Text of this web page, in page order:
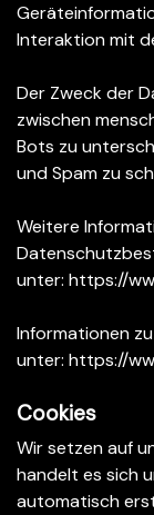
Interaktion mit
Der Zweck der
zwischen
Bots zu
und Spam zu
Weitere
unter: https://
Informationen
unter: https://
Cookies
Wir setzen auf
handelt es sich
automatisch